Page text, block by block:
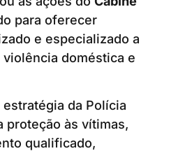
para oferecer
e especializado a
doméstica e
da Polícia
proteção às vítimas,
qualificado,